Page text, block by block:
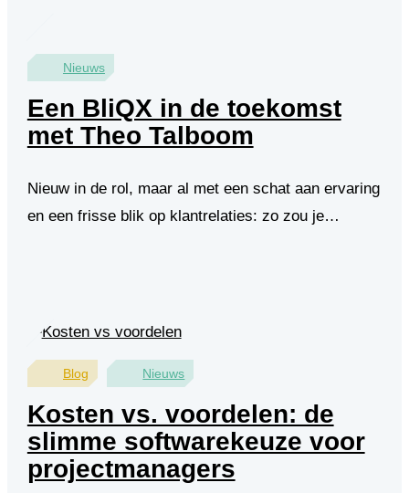
Nieuws
Een BliQX in de toekomst
met Theo Talboom
Nieuw in de rol, maar al met een schat aan ervaring
en een frisse blik op klantrelaties: zo zou je…
Blog Nieuws
Kosten vs. voordelen: de
slimme softwarekeuze voor
projectmanagers